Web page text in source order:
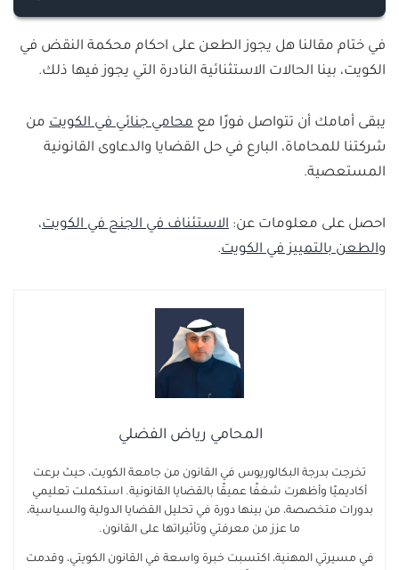
1- إذا قدرت محكمة النقض، احتمال تغيير الحكم أو إلغائه،
لما يشوبه من أخطاء أو عيوب قانونية تستوجب إصدار
2- من المجحف بحق المحكوم عليه والمسيء لعدالة
المحكمة، تنفيذ حكم باطل بحق المتهم.
في ختام مقالنا هل يجوز الطعن على احكام محكمة النقض في
الكويت، بينا الحالات الاستثنائية النادرة التي يجوز فيها ذلك.
يبقى أمامك أن تتواصل فورًا مع محامي جنائي في الكويت من
شركتنا للمحاماة، البارع في حل القضايا والدعاوى القانونية
المستعصية.
احصل على معلومات عن: الاستئناف في الجنح في الكويت،
والطعن بالتمييز في الكويت.
المحامي رياض الفضلي
تخرجت بدرجة البكالوريوس في القانون من جامعة الكويت، حيث برعت
أكاديميًا وأظهرت شغفًا عميقًا بالقضايا القانونية. استكملت تعليمي
بدورات متخصصة، من بينها دورة في تحليل القضايا الدولية والسياسية،
ما عزز من معرفتي وتأثيراتها على القانون.
في مسيرتي المهنية، اكتسبت خبرة واسعة في القانون الكويتي، وقدمت